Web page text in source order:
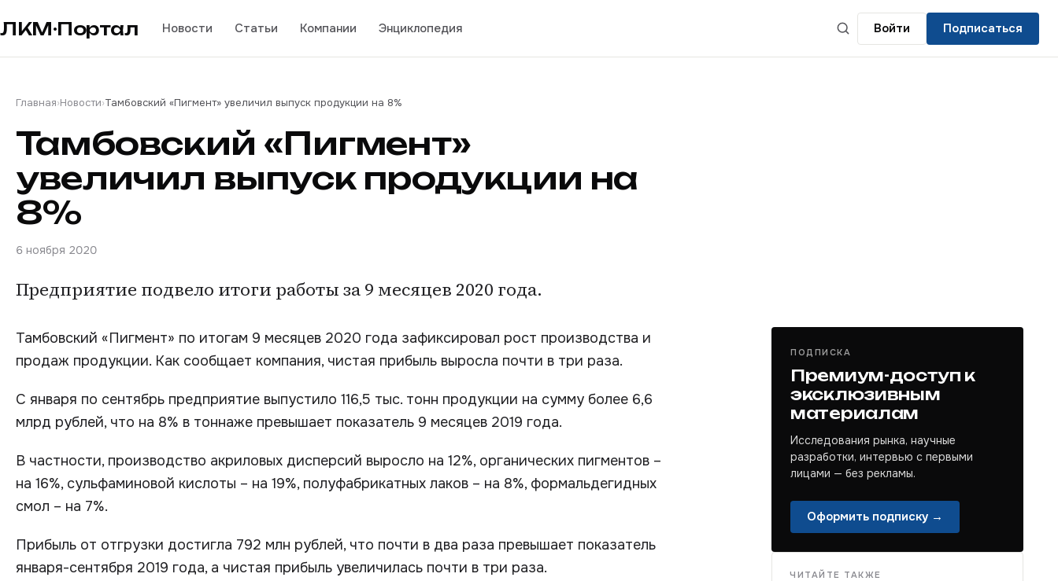
ЛКМ·Портал Новости Статьи Компании Энциклопедия Войти Подписаться
Главная›Новости›Тамбовский «Пигмент» увеличил выпуск продукции на 8%
Тамбовский «Пигмент»
увеличил выпуск продукции на
8%
6 ноября 2020
Предприятие подвело итоги работы за 9 месяцев 2020 года.
Тамбовский «Пигмент» по итогам 9 месяцев 2020 года зафиксировал рост производства и
продаж продукции. Как сообщает компания, чистая прибыль выросла почти в три раза.
С января по сентябрь предприятие выпустило 116,5 тыс. тонн продукции на сумму более 6,6
млрд рублей, что на 8% в тоннаже превышает показатель 9 месяцев 2019 года.
В частности, производство акриловых дисперсий выросло на 12%, органических пигментов –
на 16%, сульфаминовой кислоты – на 19%, полуфабрикатных лаков – на 8%, формальдегидных
смол – на 7%.
Прибыль от отгрузки достигла 792 млн рублей, что почти в два раза превышает показатель
января-сентября 2019 года, а чистая прибыль увеличилась почти в три раза.
ПОДПИСКА
Премиум-доступ к
эксклюзивным
материалам
Исследования рынка, научные
разработки, интервью с первыми
лицами — без рекламы.
Оформить подписку →
ЧИТАЙТЕ ТАКЖЕ